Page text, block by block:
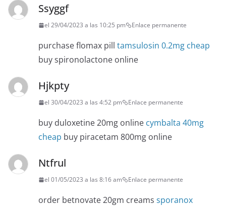
Ssyggf
el 29/04/2023 a las 10:25 pm Enlace permanente
purchase flomax pill tamsulosin 0.2mg cheap
buy spironolactone online
Hjkpty
el 30/04/2023 a las 4:52 pm Enlace permanente
buy duloxetine 20mg online cymbalta 40mg
cheap buy piracetam 800mg online
Ntfrul
el 01/05/2023 a las 8:16 am Enlace permanente
order betnovate 20gm creams sporanox